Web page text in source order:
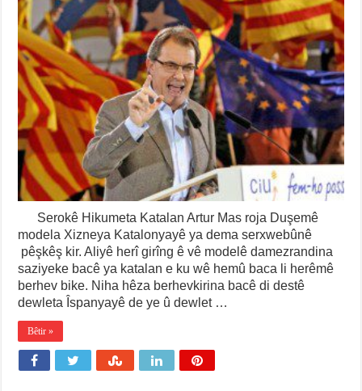
Serokê Hikumeta Katalan Artur Mas roja Duşemê
modela Xizneya Katalonyayê ya dema serxwebûnê
pêşkêş kir. Aliyê herî girîng ê vê modelê damezrandina
saziyeke bacê ya katalan e ku wê hemû baca li herêmê
berhev bike. Niha hêza berhevkirina bacê di destê
dewleta Îspanyayê de ye û dewlet …
Bêtir »